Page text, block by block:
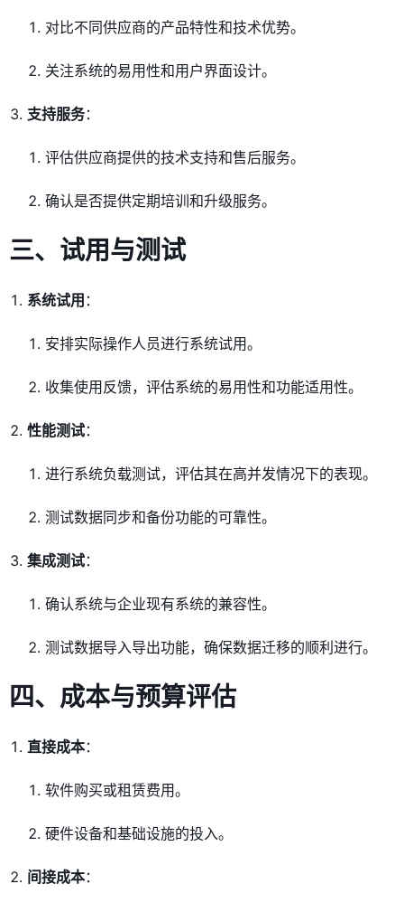
对比不同供应商的产品特性和技术优势。
关注系统的易用性和用户界面设计。
支持服务：
评估供应商提供的技术支持和售后服务。
确认是否提供定期培训和升级服务。
三、试用与测试
系统试用 ：
安排实际操作人员进行系统试用。
收集使用反馈，评估系统的易用性和功能适用性。
性能测试：
进行系统负载测试，评估其在高并发情况下的表现。
测试数据同步和备份功能的可靠性。
集成测试：
确认系统与企业现有系统的兼容性。
测试数据导入导出功能，确保数据迁移的顺利进行。
四、成本与预算评估
直接成本：
软件购买或租赁费用。
硬件设备和基础设施的投入。
间接成本：